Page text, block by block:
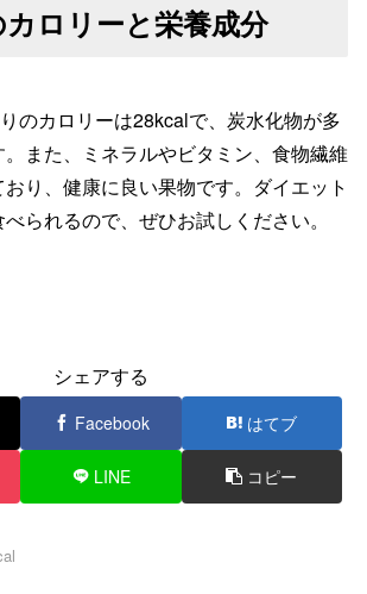
ロリーと栄養成分
のカロリーは28kcalで、炭水化物が多
。また、ミネラルやビタミン、食物繊維
り、健康に良い果物です。ダイエット
られるので、ぜひお試しください。
シェアする
Facebook はてブ
LINE コピー